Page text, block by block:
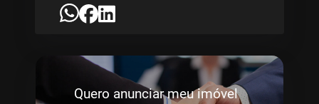
Quero anunciar meu imóvel